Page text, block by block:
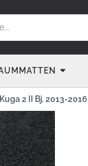
2 II Bj. 2013-2016